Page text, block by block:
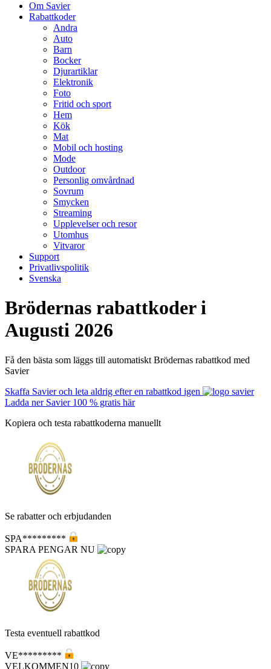
Om Savier
Rabattkoder
Andra
Auto
Barn
Bocker
Djurartiklar
Elektronik
Foto
Fritid och sport
Hem
Kök
Mat
Mobil och hosting
Mode
Outdoor
Personlig omvårdnad
Sovrum
Smycken
Streaming
Upplevelser och resor
Utomhus
Vitvaror
Support
Privatlivspolitik
Svenska
Brödernas rabattkoder i
Augusti 2026
Få den bästa som läggs till automatiskt Brödernas rabattkod med
Savier
Skaffa Savier och leta aldrig efter en rabattkod igen
Ladda ner Savier 100 % gratis här
Kopiera och testa rabattkoderna manuellt
Se rabatter och erbjudanden
SPA*********
SPARA PENGAR NU
Testa eventuell rabattkod
VE*********
VELKOMMEN10